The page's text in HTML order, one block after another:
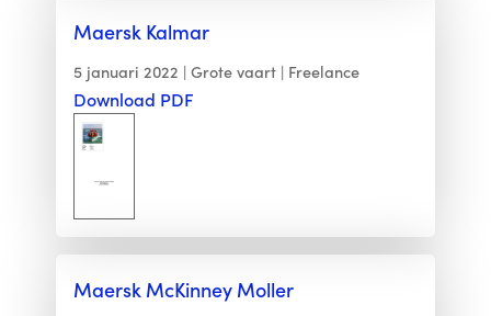
Maersk Kalmar
5 januari 2022 Grote vaart Freelance
Download PDF
Maersk McKinney Moller